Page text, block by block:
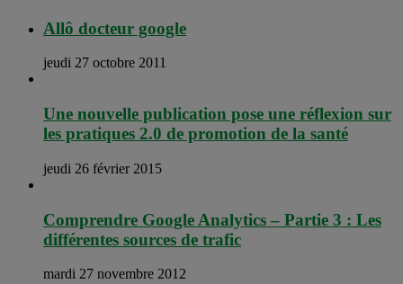
Allô docteur google
jeudi 27 octobre 2011
Une nouvelle publication pose une réflexion sur
les pratiques 2.0 de promotion de la santé
jeudi 26 février 2015
Comprendre Google Analytics – Partie 3 : Les
différentes sources de trafic
mardi 27 novembre 2012